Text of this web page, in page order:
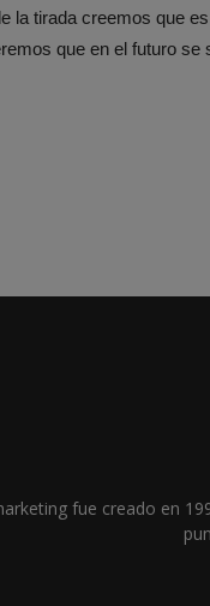
la tirada creemos que
que en el futuro se
fue creado en